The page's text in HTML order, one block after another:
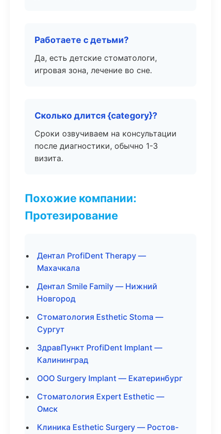
Работаете с детьми?
Да, есть детские стоматологи,
игровая зона, лечение во сне.
Сколько длится {category}?
Сроки озвучиваем на консультации
после диагностики, обычно 1-3
визита.
Похожие компании:
Протезирование
Дентал ProfiDent Therapy —
Махачкала
Дентал Smile Family — Нижний
Новгород
Стоматология Esthetic Stoma —
Сургут
ЗдравПункт ProfiDent Implant —
Калининград
ООО Surgery Implant — Екатеринбург
Стоматология Expert Esthetic —
Омск
Клиника Esthetic Surgery — Ростов-